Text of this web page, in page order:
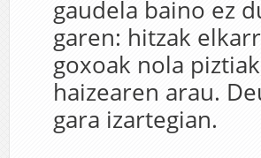
gaudela baino ez
garen: hitzak
goxoak nola
haizearen arau.
gara izartegian.